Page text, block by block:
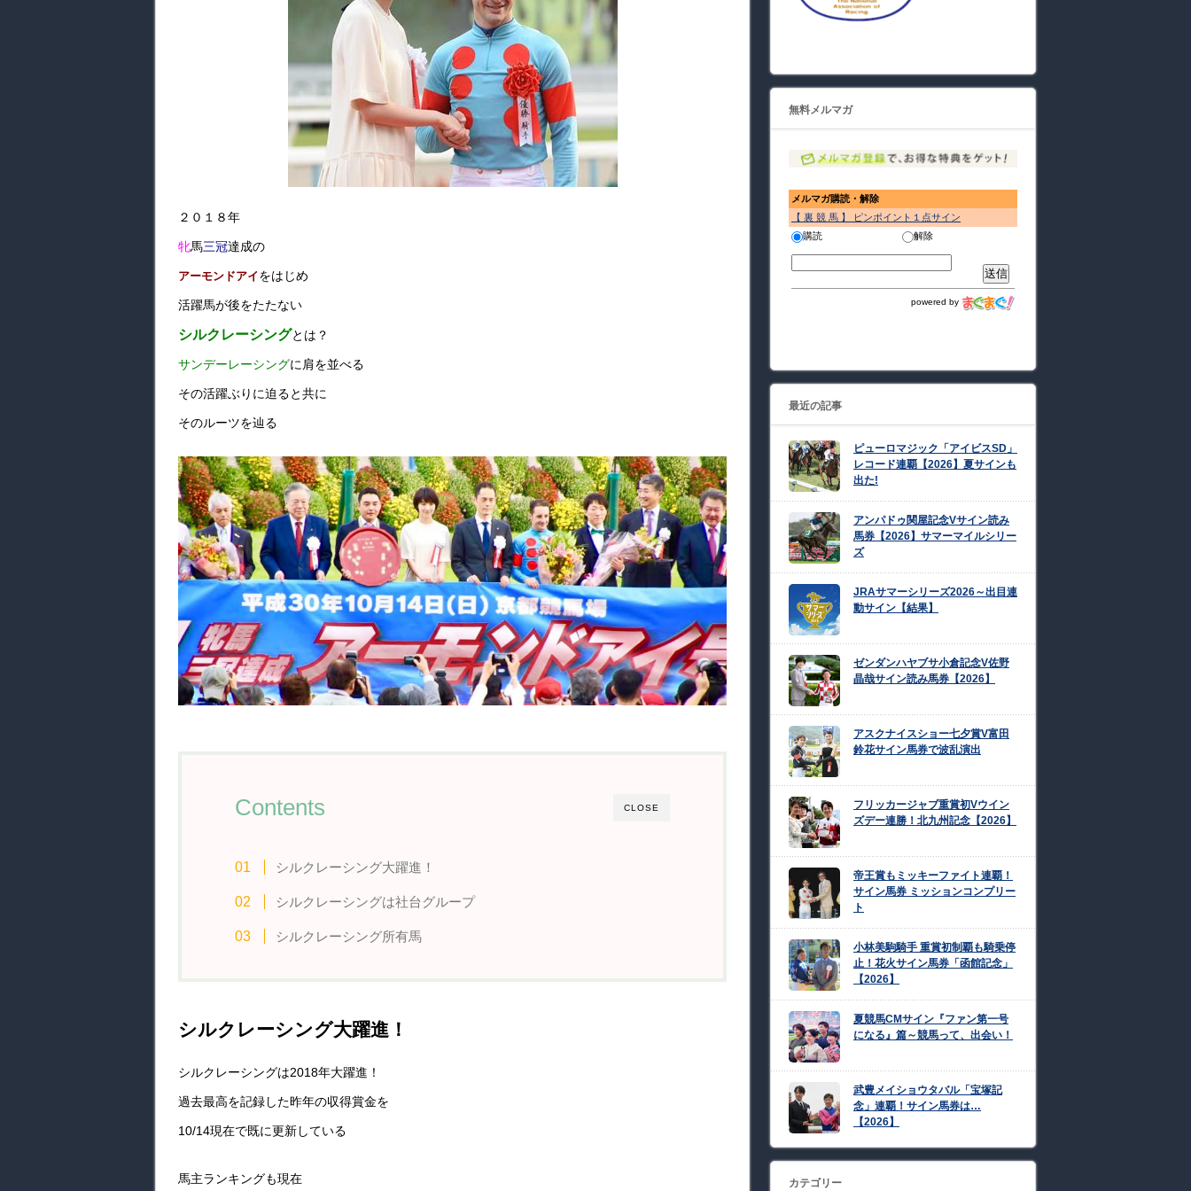
２０１８年
牝馬三冠達成の
アーモンドアイをはじめ
活躍馬が後をたたない
シルクレーシングとは？
サンデーレーシングに肩を並べる
その活躍ぶりに迫ると共に
そのルーツを辿る
CLOSE
Contents
シルクレーシング大躍進！
シルクレーシングは社台グループ
シルクレーシング所有馬
シルクレーシング大躍進！
シルクレーシングは2018年大躍進！
過去最高を記録した昨年の収得賞金を
10/14現在で既に更新している
馬主ランキングも現在
無料メルマガ
メルマガ購読・解除
【 裏 競 馬 】 ピンポイント１点サイン
購読
解除
powered by
最近の記事
ピューロマジック「アイビスSD」
レコード連覇【2026】夏サインも
出た!
アンパドゥ関屋記念Vサイン読み
馬券【2026】サマーマイルシリー
ズ
JRAサマーシリーズ2026～出目連
動サイン【結果】
ゼンダンハヤブサ小倉記念V佐野
晶哉サイン読み馬券【2026】
アスクナイスショー七夕賞V富田
鈴花サイン馬券で波乱演出
フリッカージャブ重賞初Vウイン
ズデー連勝！北九州記念【2026】
帝王賞もミッキーファイト連覇！
サイン馬券 ミッションコンプリー
ト
小林美駒騎手 重賞初制覇も騎乗停
止！花火サイン馬券「函館記念」
【2026】
夏競馬CMサイン『ファン第一号
になる』篇～競馬って、出会い！
武豊メイショウタバル「宝塚記
念」連覇！サイン馬券は…
【2026】
カテゴリー